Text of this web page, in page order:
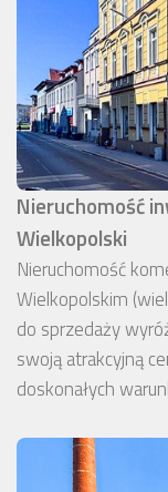
Nieruchomość
Wielkopolski
Nieruchomość
Wielkopolskim
do sprzedaży
swoją atrakcyjną
doskonałych